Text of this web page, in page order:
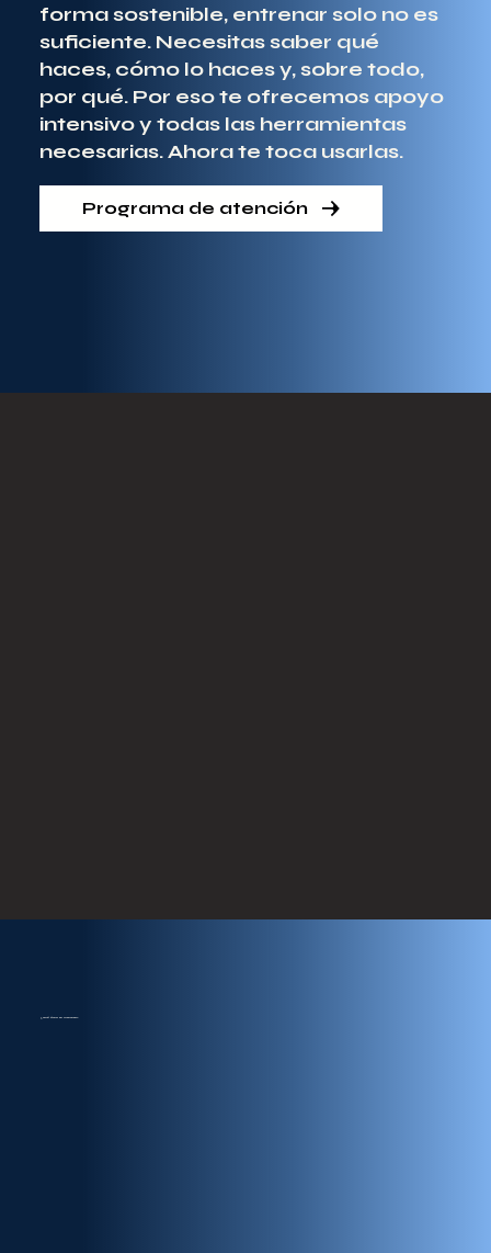
¿Qué área te interesa?
forma sostenible, entrenar solo no es
suficiente. Necesitas saber qué
haces, cómo lo haces y, sobre todo,
por qué. Por eso te ofrecemos apoyo
intensivo y todas las herramientas
necesarias. Ahora te toca usarlas.
Programa de atención